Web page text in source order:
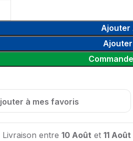
Ajouter
à mes favoris
Livraison entre10 Août et 11 Août